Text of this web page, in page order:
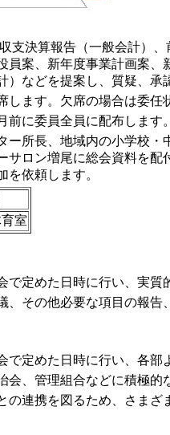
支決算報告（一般会計）
員案、新年度事業計画案、
）などを提案し、質疑、承
します。欠席の場合は委任
前に委員全員に配布します
ー所長、地域内の小学校・
サロン増尾に総会資料を配
を依頼します。
室
で定めた日時に行い、実質
、その他必要な項目の報告
で定めた日時に行い、各部
会、管理組合などに積極的
の連携を図るため、さまざ